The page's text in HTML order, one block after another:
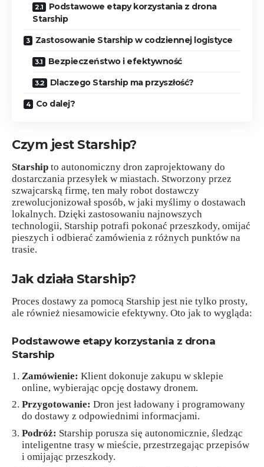
Podstawowe etapy korzystania z drona
Starship
Zastosowanie Starship w codziennej logistyce
Bezpieczeństwo i efektywność
Dlaczego Starship ma przyszłość?
Co dalej?
Czym jest Starship?
Starship to autonomiczny dron zaprojektowany do
dostarczania przesyłek w miastach. Stworzony przez
szwajcarską firmę, ten mały robot dostawczy
zrewolucjonizował sposób, w jaki myślimy o dostawach
lokalnych. Dzięki zastosowaniu najnowszych
technologii, Starship potrafi pokonać przeszkody, omijać
pieszych i odbierać zamówienia z różnych punktów na
trasie.
Jak działa Starship?
Proces dostawy za pomocą Starship jest nie tylko prosty,
ale również niesamowicie efektywny. Oto jak to wygląda:
Podstawowe etapy korzystania z drona
Starship
Zamówienie: Klient dokonuje zakupu w sklepie
online, wybierając opcję dostawy dronem.
Przygotowanie: Dron jest ładowany i programowany
do dostawy z odpowiednimi informacjami.
Podróż: Starship porusza się autonomicznie, śledząc
inteligentne trasy w mieście, przestrzegając przepisów
i omijając przeszkody.